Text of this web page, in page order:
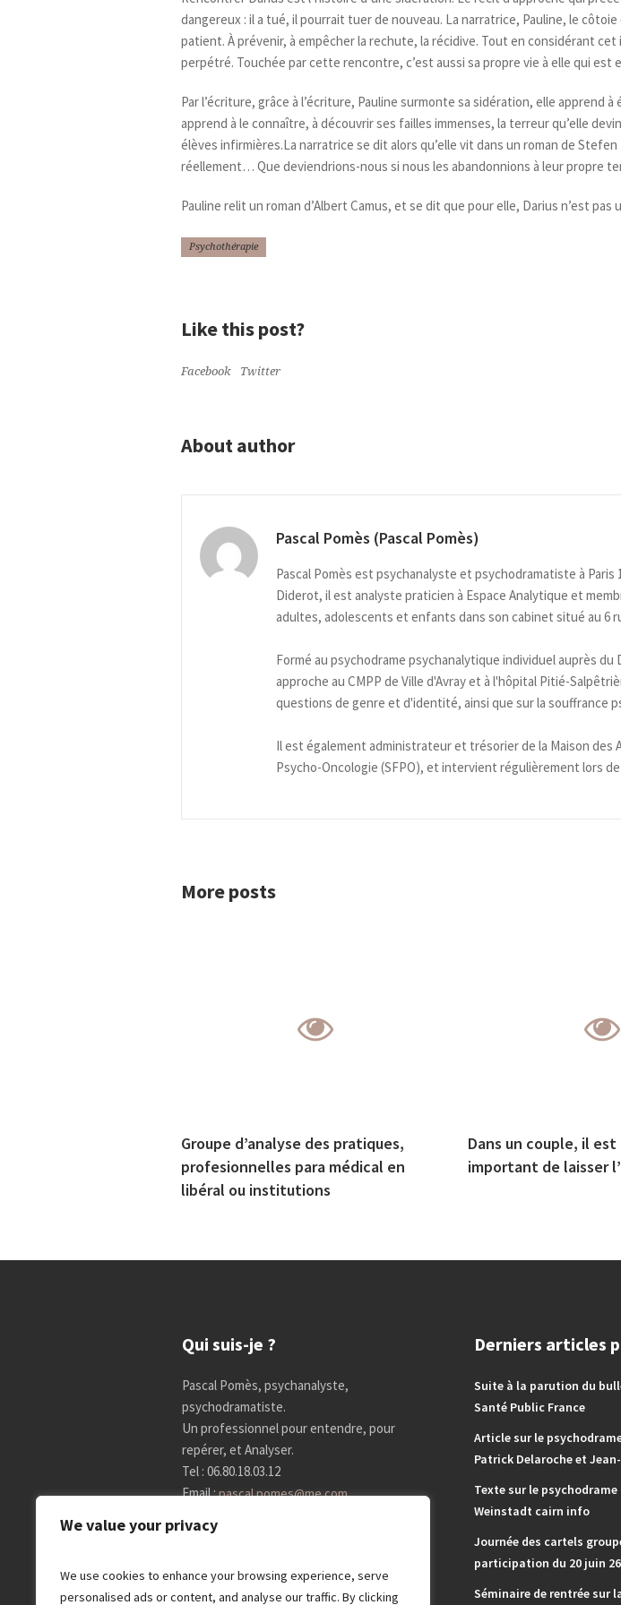
We value your privacy
We use cookies to enhance your browsing experience, serve
personalised ads or content, and analyse our traffic. By clicking
dangereux : il a tué, il pourrait tuer de nouveau. La narratrice, Pauline, le
patient. À prévenir, à empêcher la rechute, la récidive. Tout en considérant
perpétré. Touchée par cette rencontre, c’est aussi sa propre vie à elle qui
Par l’écriture, grâce à l’écriture, Pauline surmonte sa sidération, elle apprend
apprend à le connaître, à découvrir ses failles immenses, la terreur qu’elle
élèves infirmières.La narratrice se dit alors qu’elle vit dans un roman de
réellement… Que deviendrions-nous si nous les abandonnions à leur propre
Pauline relit un roman d’Albert Camus, et se dit que pour elle, Darius n’est pas
Psychothérapie
Like this post?
Facebook Twitter
About author
Pascal Pomès (Pascal Pomès)
Pascal Pomès est psychanalyste et psychodramatiste à
Diderot, il est analyste praticien à Espace Analytique et
adultes, adolescents et enfants dans son cabinet situé au 6
Formé au psychodrame psychanalytique individuel auprès
approche au CMPP de Ville d'Avray et à l'hôpital Pitié-
questions de genre et d'identité, ainsi que sur la souffrance
Il est également administrateur et trésorier de la Maison des
Psycho-Oncologie (SFPO), et intervient régulièrement lors
More posts
Groupe d’analyse des pratiques,
profesionnelles para médical en
libéral ou institutions
Dans un couple, il
important de laisser
Qui suis-je ?
Pascal Pomès, psychanalyste,
psychodramatiste.
Un professionnel pour entendre, pour
repérer, et Analyser.
Tel : 06.80.18.03.12
Email :pascal.pomes@me.com
Psychanalyste à Paris 14
Derniers articles
Suite à la parution du
Santé Public France
Article sur le
Patrick Delaroche et
Texte sur le psychodrame
Weinstadt cairn info
Journée des cartels
participation du 20 juin 26
Séminaire de rentrée sur